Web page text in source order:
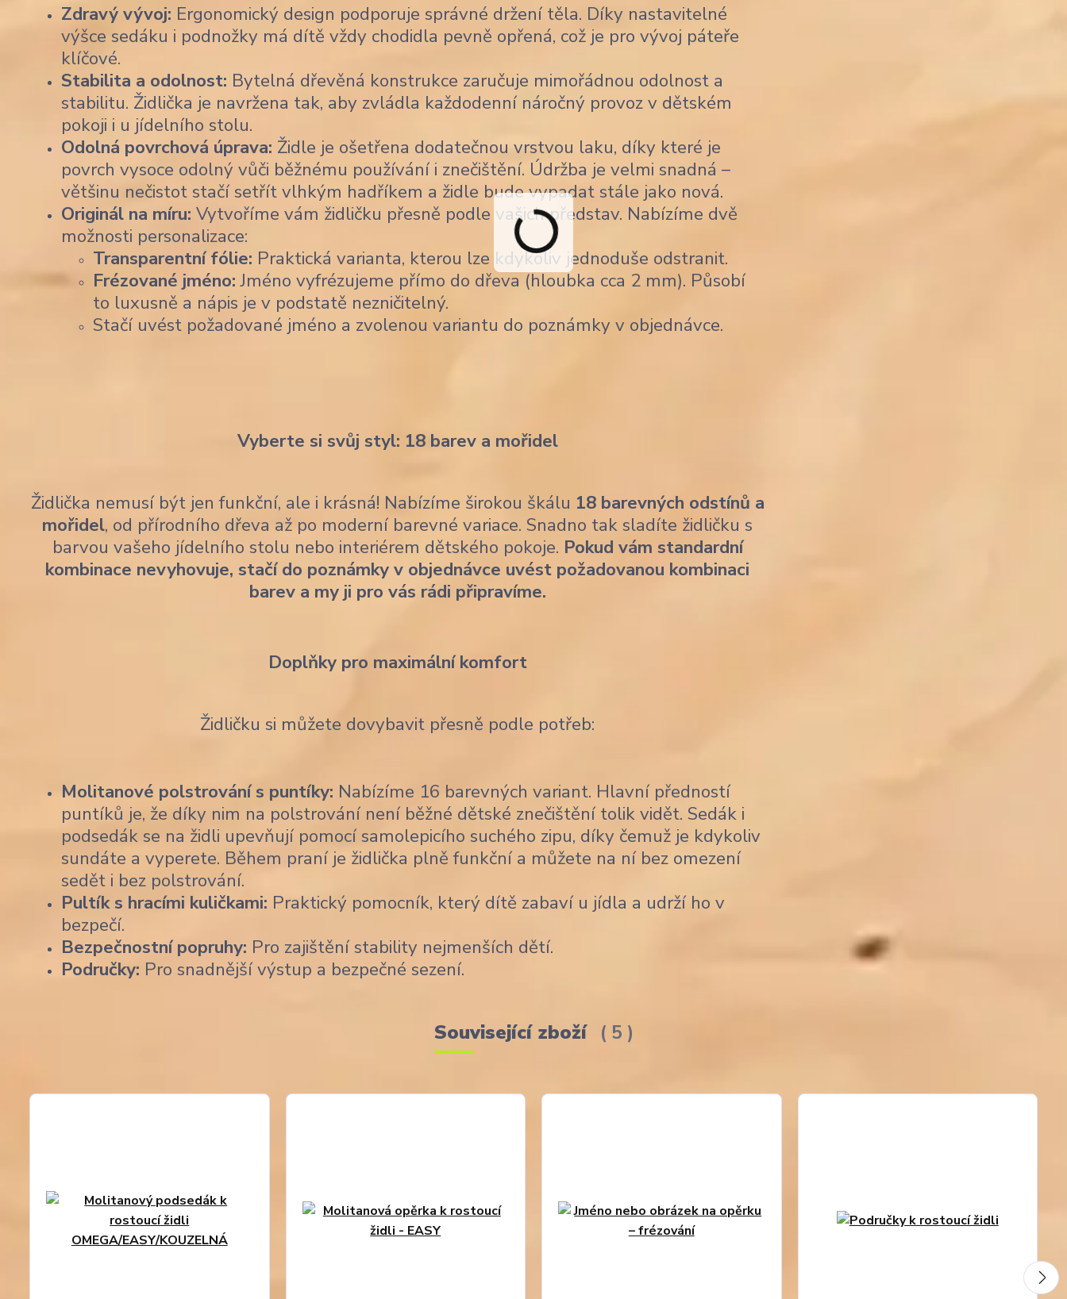
Zdravý vývoj: Ergonomický design podporuje správné držení těla. Díky nastavitelné
výšce sedáku i podnožky má dítě vždy chodidla pevně opřená, což je pro vývoj páteře
klíčové.
Stabilita a odolnost: Bytelná dřevěná konstrukce zaručuje mimořádnou odolnost a
stabilitu. Židlička je navržena tak, aby zvládla každodenní náročný provoz v dětském
pokoji i u jídelního stolu.
Odolná povrchová úprava: Židle je ošetřena dodatečnou vrstvou laku, díky které je
povrch vysoce odolný vůči běžnému používání i znečištění. Údržba je velmi snadná –
většinu nečistot stačí setřít vlhkým hadříkem a židle bude vypadat stále jako nová.
Originál na míru: Vytvoříme vám židličku přesně podle vašich představ. Nabízíme dvě
možnosti personalizace:
Transparentní fólie: Praktická varianta, kterou lze kdykoliv jednoduše odstranit.
Frézované jméno:Jméno vyfrézujeme přímo do dřeva (hloubka cca 2 mm). Působí
to luxusně a nápis je v podstatě nezničitelný.
Stačí uvést požadované jméno a zvolenou variantu do poznámky v objednávce.
Vyberte si svůj styl: 18 barev a mořidel
Židlička nemusí být jen funkční, ale i krásná! Nabízíme širokou škálu 18 barevných odstínů a
mořidel, od přírodního dřeva až po moderní barevné variace. Snadno tak sladíte židličku s
barvou vašeho jídelního stolu nebo interiérem dětského pokoje. Pokud vám standardní
kombinace nevyhovuje, stačí do poznámky v objednávce uvést požadovanou kombinaci
barev a my ji pro vás rádi připravíme.
Doplňky pro maximální komfort
Židličku si můžete dovybavit přesně podle potřeb:
Molitanové polstrování s puntíky: Nabízíme 16 barevných variant. Hlavní předností
puntíků je, že díky nim na polstrování není běžné dětské znečištění tolik vidět. Sedák i
podsedák se na židli upevňují pomocí samolepicího suchého zipu, díky čemuž je kdykoliv
sundáte a vyperete. Během praní je židlička plně funkční a můžete na ní bez omezení
sedět i bez polstrování.
Pultík s hracími kuličkami: Praktický pomocník, který dítě zabaví u jídla a udrží ho v
bezpečí.
Bezpečnostní popruhy: Pro zajištění stability nejmenších dětí.
Područky: Pro snadnější výstup a bezpečné sezení.
Související zboží 5